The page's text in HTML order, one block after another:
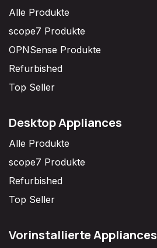
Alle Produkte
scope7 Produkte
OPNSense Produkte
Refurbished
Top Seller
Desktop Appliances
Alle Produkte
scope7 Produkte
Refurbished
Top Seller
Vorinstallierte Appliances